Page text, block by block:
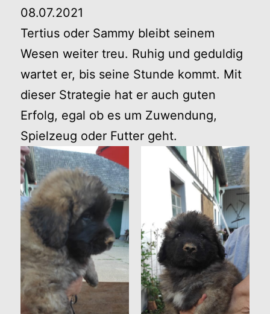
08.07.2021
Tertius oder Sammy bleibt seinem
Wesen weiter treu. Ruhig und geduldig
wartet er, bis seine Stunde kommt. Mit
dieser Strategie hat er auch guten
Erfolg, egal ob es um Zuwendung,
Spielzeug oder Futter geht.